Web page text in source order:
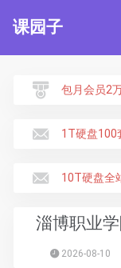
课园子
包月会员2
1T硬盘100
10T硬盘全
淄博职业
2026-08-10